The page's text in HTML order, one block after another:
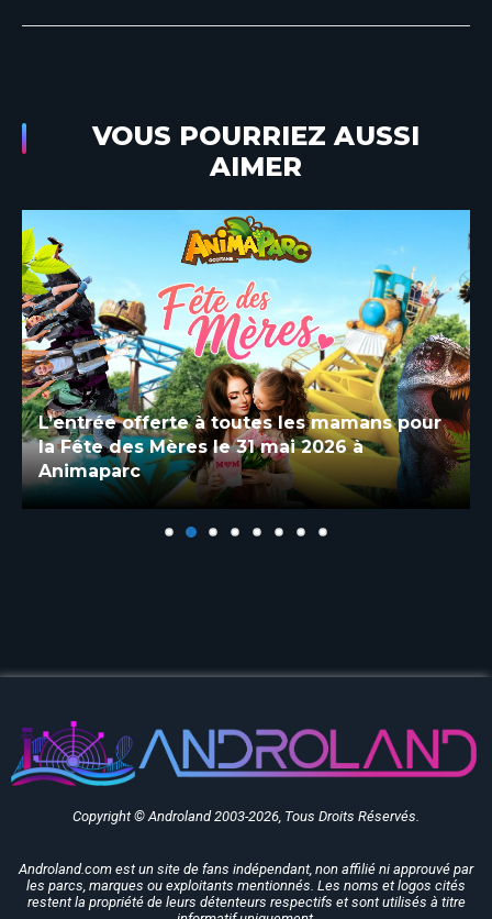
VOUS POURRIEZ AUSSI
AIMER
L’entrée offerte à toutes les mamans pour
la Fête des Mères le 31 mai 2026 à
Animaparc
Copyright © Androland 2003-2026, Tous Droits Réservés.
Androland.com est un site de fans indépendant, non affilié ni approuvé par
les parcs, marques ou exploitants mentionnés. Les noms et logos cités
restent la propriété de leurs détenteurs respectifs et sont utilisés à titre